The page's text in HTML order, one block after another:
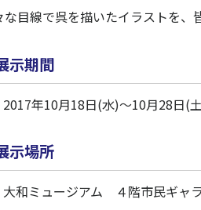
な目線で呉を描いたイラストを、
示期間
2017年10月18日(水)～10月28日(
示場所
大和ミュージアム ４階市民ギャ